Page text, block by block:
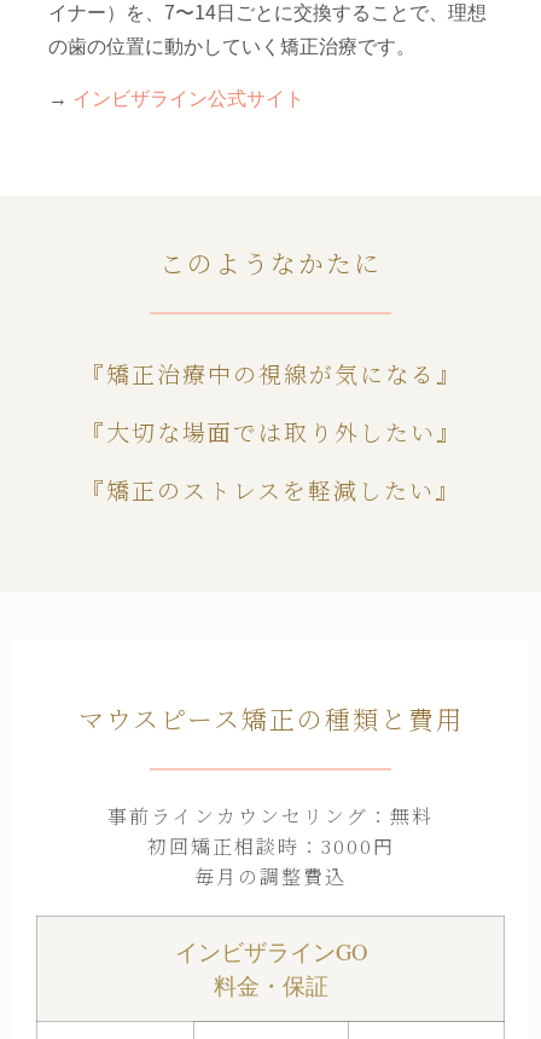
イナー）を、7〜14日ごとに交換することで、理想
の歯の位置に動かしていく矯正治療です。
→ インビザライン公式サイト
このようなかたに
『矯正治療中の視線が気になる』
『大切な場面では取り外したい』
『矯正のストレスを軽減したい』
マウスピース矯正の種類と費用
事前ラインカウンセリング：無料
初回矯正相談時：3000円
毎月の調整費込
インビザラインGO
料金・保証